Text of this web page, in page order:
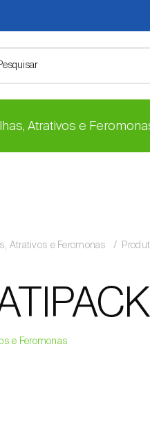
Atrativos e
Atrativos e Feromonas
e Feromonas